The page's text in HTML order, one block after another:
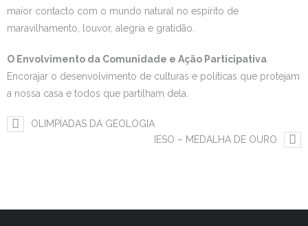
maior contacto com o mundo natural no espírito de
maravilhamento, louvor, alegria e gratidão.
O Envolvimento da Comunidade e Ação Participativa
Encorajar o desenvolvimento de culturas e políticas que protejam
a nossa casa e todos que partilham dela.
OLIMPÍADAS DA GEOLOGIA
IESO – MEDALHA DE OURO